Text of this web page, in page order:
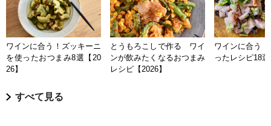
ワインに合う！ズッキーニ
を使ったおつまみ8選【20
26】
とうもろこしで作る ワイ
ンが飲みたくなるおつまみ
レシピ【2026】
ワインに合う
ったレシピ18
すべて見る